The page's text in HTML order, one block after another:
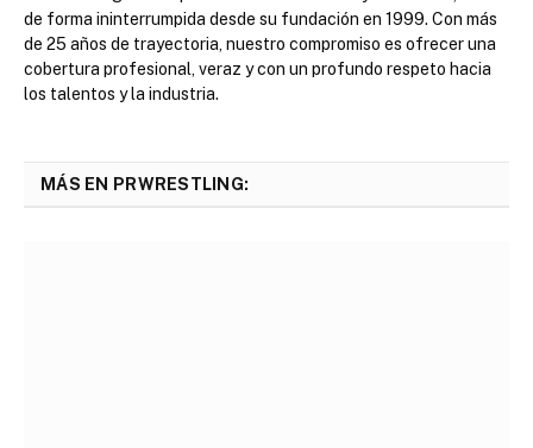
de forma ininterrumpida desde su fundación en 1999. Con más
de 25 años de trayectoria, nuestro compromiso es ofrecer una
cobertura profesional, veraz y con un profundo respeto hacia
los talentos y la industria.
MÁS EN PRWRESTLING: